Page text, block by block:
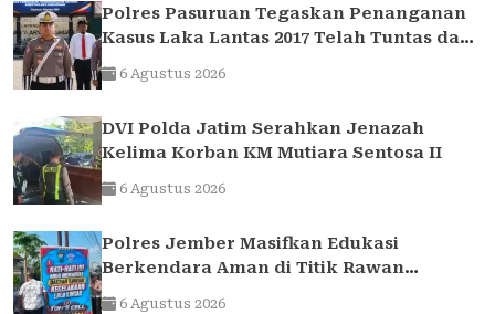
Polres Pasuruan Tegaskan Penanganan
Kasus Laka Lantas 2017 Telah Tuntas dan
Berkekuatan Hukum Tetap
6 Agustus 2026
DVI Polda Jatim Serahkan Jenazah
Kelima Korban KM Mutiara Sentosa II
6 Agustus 2026
Polres Jember Masifkan Edukasi
Berkendara Aman di Titik Rawan
Kecelakaan
6 Agustus 2026